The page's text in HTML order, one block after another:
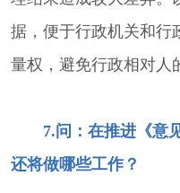
据，便于行政机关和行
量权，避免行政相对人
7.问：在推进《意
还将做哪些工作？